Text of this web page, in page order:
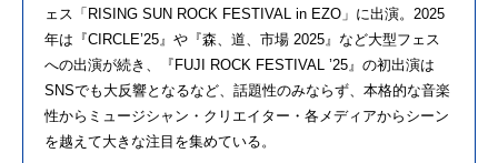
ェス「RISING SUN ROCK FESTIVAL in EZO」に出演。2025
年は『CIRCLE’25』や『森、道、市場 2025』など大型フェス
への出演が続き、『FUJI ROCK FESTIVAL ’25』の初出演は
SNSでも大反響となるなど、話題性のみならず、本格的な音楽
性からミュージシャン・クリエイター・各メディアからシーン
を越えて大きな注目を集めている。